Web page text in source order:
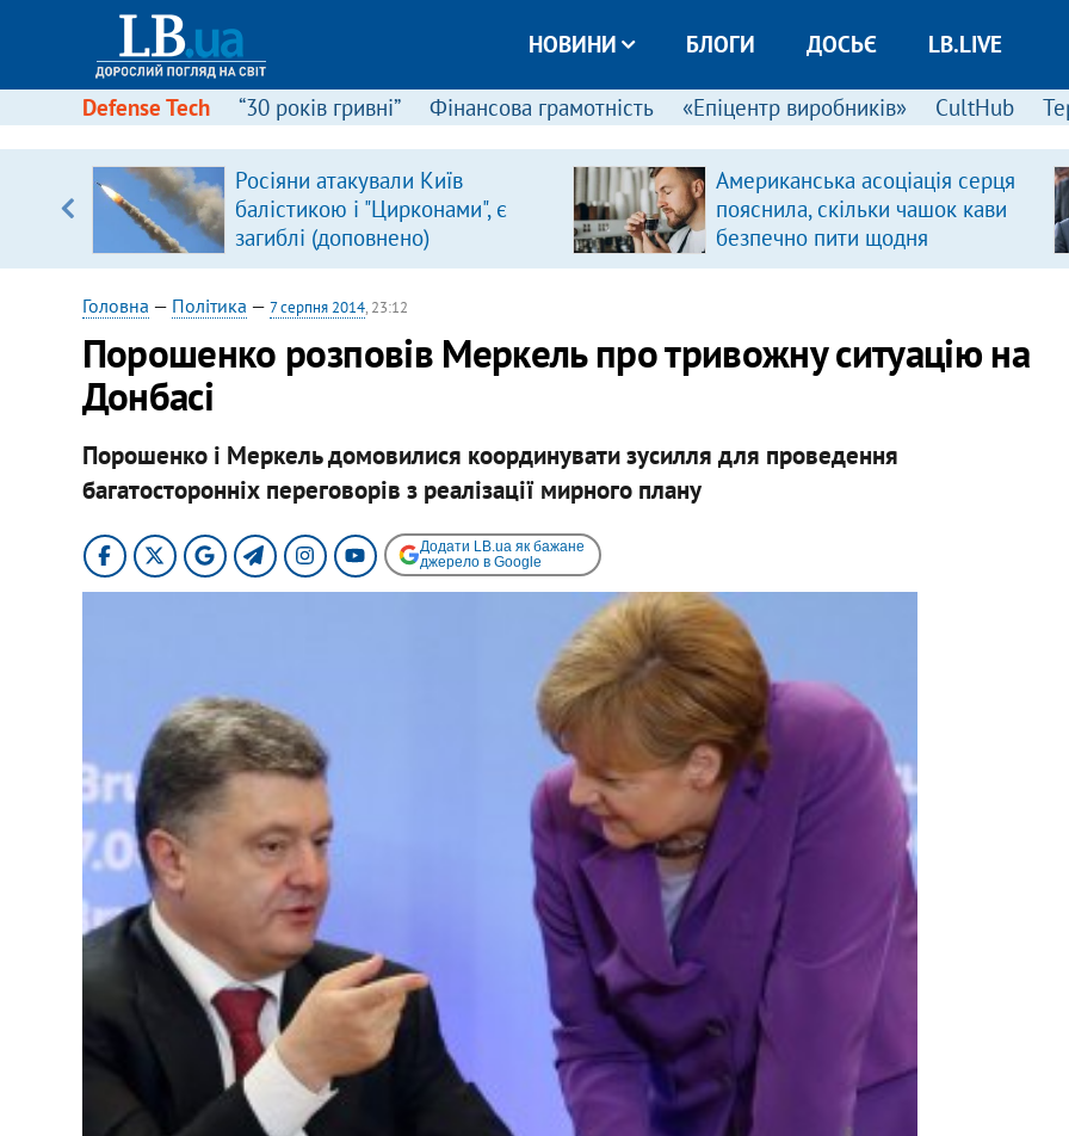
НОВИНИ БЛОГИ ДОСЬЄ LB.LIVE
Defense Tech “30 років гривні” Фінансова грамотність «Епіцентр виробників» CultHub
Росіяни атакували Київ
балістикою і "Цирконами", є
загиблі (доповнено)
Американська асоціація серця
пояснила, скільки чашок кави
безпечно пити щодня
Головна — Політика — 7 серпня 2014, 23:12
Порошенко розповів Меркель про тривожну ситуацію на
Донбасі
Порошенко і Меркель домовилися координувати зусилля для проведення
багатосторонніх переговорів з реалізації мирного плану
Додати LB.ua як бажане
джерело в Google